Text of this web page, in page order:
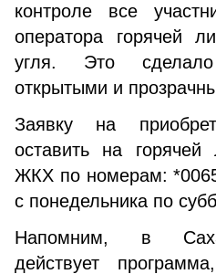
контроле все
оператора горячей
угля. Это
открытыми и
Заявку на
оставить на
ЖКХ по номерам:
с понедельника по
Напомним, в
действует